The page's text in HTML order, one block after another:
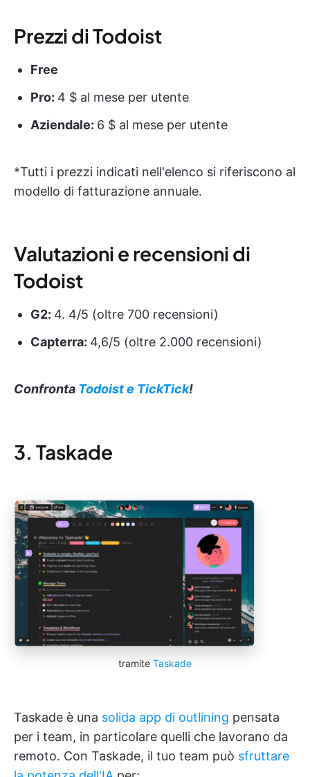
Prezzi di Todoist
Free
Pro: 4 $ al mese per utente
Aziendale: 6 $ al mese per utente
*Tutti i prezzi indicati nell'elenco si riferiscono al
modello di fatturazione annuale.
Valutazioni e recensioni di
Todoist
G2: 4. 4/5 (oltre 700 recensioni)
Capterra: 4,6/5 (oltre 2.000 recensioni)
Confronta Todoist e TickTick!
3. Taskade
tramite Taskade
Taskade è una solida app di outlining pensata
per i team, in particolare quelli che lavorano da
remoto. Con Taskade, il tuo team può sfruttare